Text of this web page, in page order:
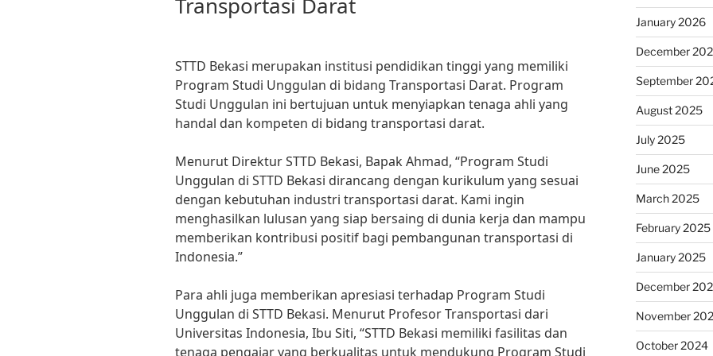
STTD Bekasi merupakan institusi pendidikan tinggi yang memiliki
Program Studi Unggulan di bidang Transportasi Darat. Program
Studi Unggulan ini bertujuan untuk menyiapkan tenaga ahli yang
handal dan kompeten di bidang transportasi darat.
Menurut Direktur STTD Bekasi, Bapak Ahmad, “Program Studi
Unggulan di STTD Bekasi dirancang dengan kurikulum yang sesuai
dengan kebutuhan industri transportasi darat. Kami ingin
menghasilkan lulusan yang siap bersaing di dunia kerja dan mampu
memberikan kontribusi positif bagi pembangunan transportasi di
Indonesia.”
Para ahli juga memberikan apresiasi terhadap Program Studi
Unggulan di STTD Bekasi. Menurut Profesor Transportasi dari
Universitas Indonesia, Ibu Siti, “STTD Bekasi memiliki fasilitas dan
tenaga pengajar yang berkualitas untuk mendukung Program Studi
January 2026
December
September
August 2025
July 2025
June 2025
March 2025
February 2025
January 2025
December
November
October 2024